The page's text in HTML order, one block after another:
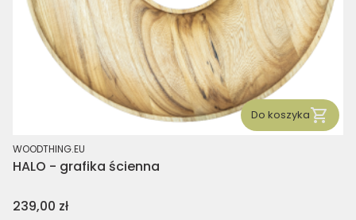
Do koszyka
PRODUCENT
WOODTHING.EU
HALO - grafika ścienna
Cena
239,00 zł